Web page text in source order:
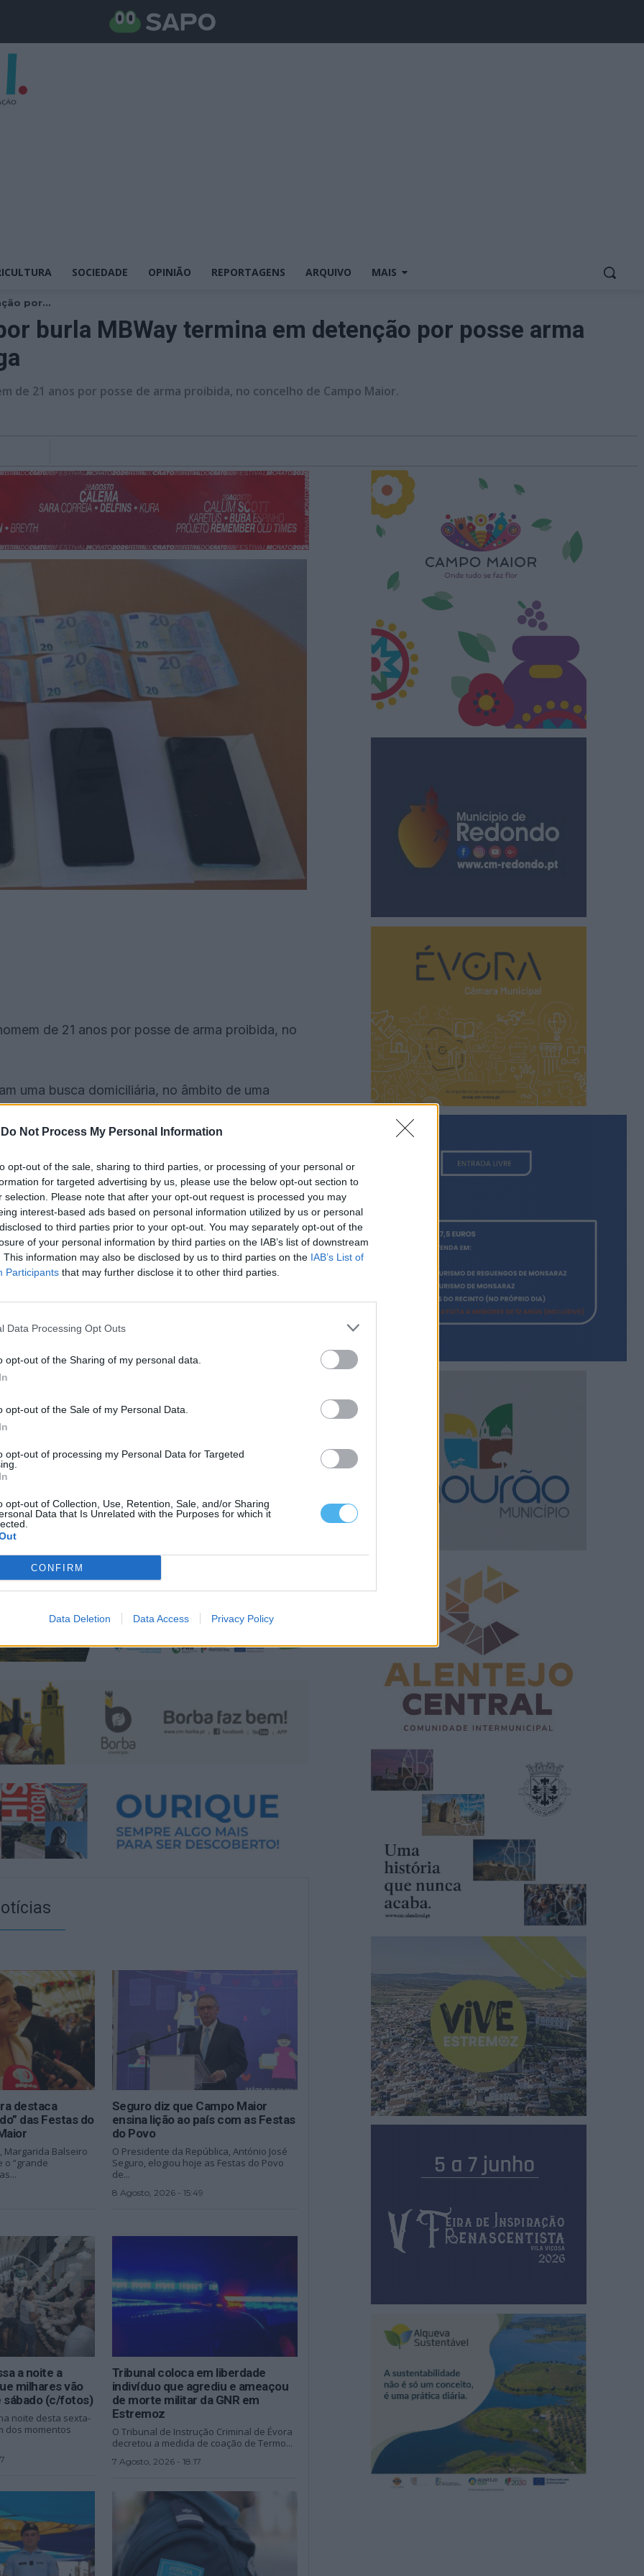
Do Not Process My Personal Information
opt-out of the sale, sharing to third parties, or processing of your personal or
for targeted advertising by us, please use the below opt-out section to
selection. Please note that after your opt-out request is processed you may
interest-based ads based on personal information utilized by us or personal
to third parties prior to your opt-out. You may separately opt-out of the
of your personal information by third parties on the IAB’s list of downstream
This information may also be disclosed by us to third parties on the IAB’s List of
Participants that may further disclose it to other third parties.
Data Processing Opt Outs
opt-out of the Sharing of my personal data.
opt-out of the Sale of my Personal Data.
opt-out of processing my Personal Data for Targeted
opt-out of Collection, Use, Retention, Sale, and/or Sharing
Data that Is Unrelated with the Purposes for which it
CONFIRM
Data Deletion Data Access Privacy Policy
SOCIEDADE OPINIÃO REPORTAGENS ARQUIVO MAIS
por...
burla MBWay termina em detenção por posse arma
de 21 anos por posse de arma proibida, no concelho de Campo Maior.
de 21 anos por posse de arma proibida, no
uma busca domiciliária, no âmbito de uma
(MBWay), tendo apreendido a arma
e ainda 160€ em numerário.
ao Tribunal Judicial de Elvas.
destaca
das Festas do
Margarida Balseiro
o “grande
Seguro diz que Campo Maior
ensina lição ao país com as Festas
do Povo
O Presidente da República, António José
Seguro, elogiou hoje as Festas do Povo
de...
8 Agosto, 2026 - 15:49
a noite a
milhares vão
sábado (c/fotos)
noite desta sexta-
dos momentos
Tribunal coloca em liberdade
indivíduo que agrediu e ameaçou
de morte militar da GNR em
Estremoz
O Tribunal de Instrução Criminal de Évora
decretou a medida de coação de Termo...
7 Agosto, 2026 - 18:17